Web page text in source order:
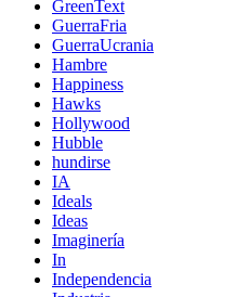
GreenText
GuerraFria
GuerraUcrania
Hambre
Happiness
Hawks
Hollywood
Hubble
hundirse
IA
Ideals
Ideas
Imaginería
In
Independencia